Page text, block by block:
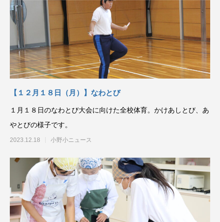
【１２月１８日（月）】なわとび
１月１８日のなわとび大会に向けた全校体育。かけあしとび、あ
やとびの様子です。
2023.12.18 小野小ニュース